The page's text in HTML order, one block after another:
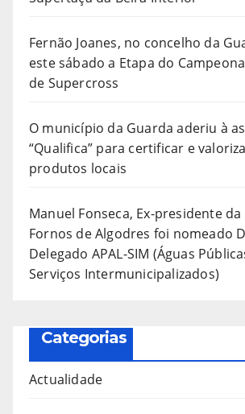
Fernão Joanes, no concelho da
este sábado a Etapa do
de Supercross
O município da Guarda aderiu à
“Qualifica” para certificar e
produtos locais
Manuel Fonseca, Ex-presidente
Fornos de Algodres foi nomeado
Delegado APAL-SIM (Águas
Serviços Intermunicipalizados)
Categorias
Actualidade